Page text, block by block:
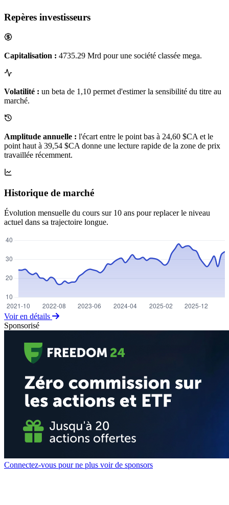
Repères investisseurs
Capitalisation : 4735.29 Mrd pour une société classée mega.
Volatilité : un beta de 1,10 permet d'estimer la sensibilité du titre au
marché.
Amplitude annuelle : l'écart entre le point bas à 24,60 $CA et le
point haut à 39,54 $CA donne une lecture rapide de la zone de prix
travaillée récemment.
Historique de marché
Évolution mensuelle du cours sur 10 ans pour replacer le niveau
actuel dans sa trajectoire longue.
Voir en détails
Sponsorisé
Connectez-vous pour ne plus voir de sponsors